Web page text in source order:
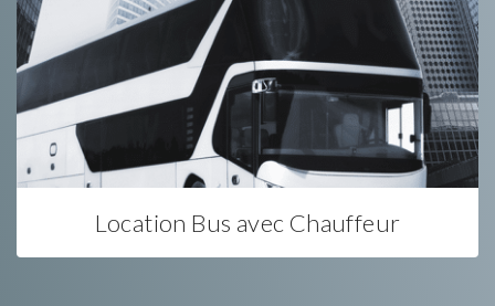
Location Bus avec Chauffeur